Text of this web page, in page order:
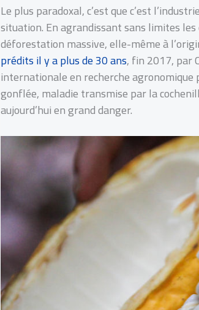
Le plus paradoxal, c’est que c’est
situation. En agrandissant sans limites
déforestation massive, elle-même à
prédits il y a plus de 30 ans, fin 2017, par
internationale en recherche
gonflée, maladie transmise par la
aujourd’hui en grand danger.